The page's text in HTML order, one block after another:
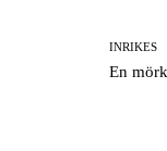
INRIKES
En